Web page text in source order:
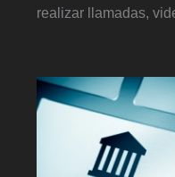
realizar llamadas,